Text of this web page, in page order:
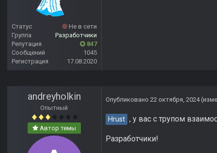
Статус
Не в сети
Группа
Разработчики
Репутация
847
Сообщений
1045
Регистрация
17.08.2020
andreyholkin
Опытный
Автор темы
Опубликовано 22 октября, 2024
Hrust , у вас с трупом
Разработчики!